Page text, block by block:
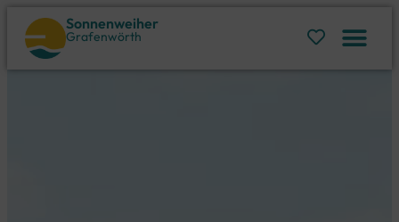
Sonnenweiher
Grafenwörth